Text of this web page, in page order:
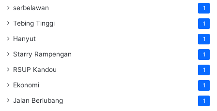
serbelawan 1
Tebing Tinggi 1
Hanyut 1
Starry Rampengan 1
RSUP Kandou 1
Ekonomi 1
Jalan Berlubang 1